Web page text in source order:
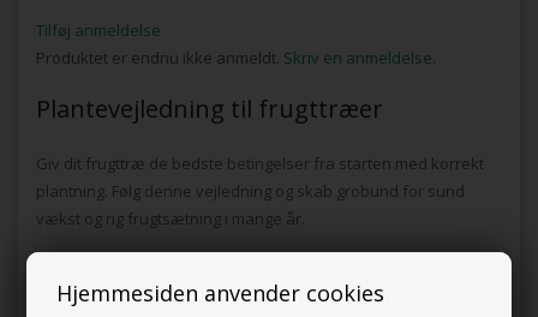
Hjemmesiden anvender cookies
Tilføj anmeldelse
Produktet er endnu ikke anmeldt. Skriv en anmeldelse.
Plantevejledning til frugttræer
Giv dit frugttræ de bedste betingelser fra starten med korrekt
plantning. Følg denne vejledning og skab grobund for sund
vækst og rig frugtsætning i mange år.
Grav et plantehul, der er cirka to gange så bredt og dybt